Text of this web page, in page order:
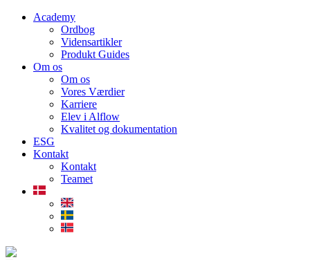
Academy
Ordbog
Vidensartikler
Produkt Guides
Om os
Om os
Vores Værdier
Karriere
Elev i Alflow
Kvalitet og dokumentation
ESG
Kontakt
Kontakt
Teamet